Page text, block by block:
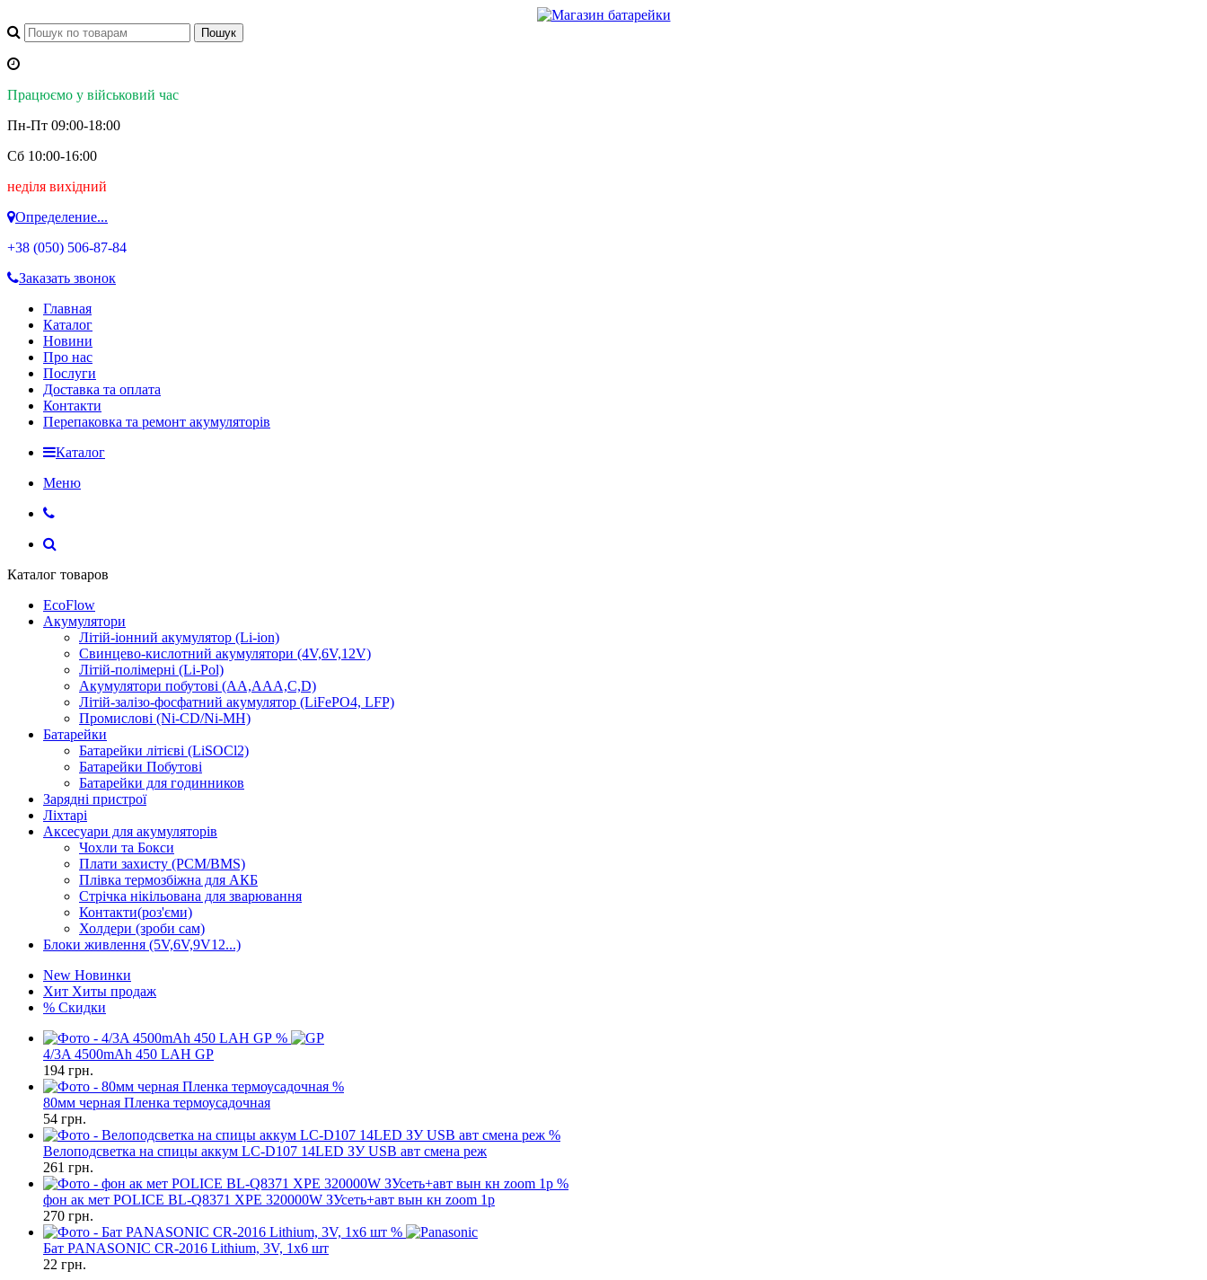
Працюємо у військовий час
Пн-Пт 09:00-18:00
Сб 10:00-16:00
неділя вихідний
Определение...
+38 (050) 506-87-84
Заказать звонок
Главная
Каталог
Новини
Про нас
Послуги
Доставка та оплата
Контакти
Перепаковка та ремонт акумуляторів
Каталог
Меню
Каталог товаров
EcoFlow
Акумулятори
Літій-іонний акумулятор (Li-ion)
Свинцево-кислотний акумулятори (4V,6V,12V)
Літій-полімерні (Li-Pol)
Акумулятори побутові (AA,AAA,C,D)
Літій-залізо-фосфатний акумулятор (LiFePO4, LFP)
Промислові (Ni-CD/Ni-MH)
Батарейки
Батарейки літієві (LiSOCl2)
Батарейки Побутові
Батарейки для годинников
Зарядні пристрої
Ліхтарі
Аксесуари для акумуляторів
Чохли та Бокси
Плати захисту (PCM/BMS)
Плівка термозбіжна для АКБ
Стрічка нікільована для зварювання
Контакти(роз'єми)
Холдери (зроби сам)
Блоки живлення (5V,6V,9V12...)
New Новинки
Хит Хиты продаж
% Скидки
%
4/3A 4500mAh 450 LAH GP
194 грн.
%
80мм черная Пленка термоусадочная
54 грн.
%
Велоподсветка на спицы аккум LC-D107 14LED ЗУ USB авт смена реж
261 грн.
%
фон ак мет POLICE BL-Q8371 XPE 320000W ЗУсеть+авт вын кн zoom 1р
270 грн.
%
Бат PANASONIC CR-2016 Lithium, 3V, 1х6 шт
22 грн.